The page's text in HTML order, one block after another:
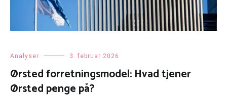
Analyser 3. februar 2026
Ørsted forretningsmodel: Hvad tjener
Ørsted penge på?